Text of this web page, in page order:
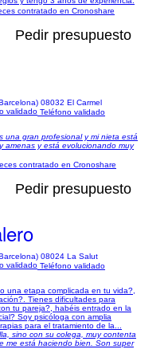
contratado en Cronoshare
Pedir presupuesto
08032 El Carmel
Teléfono validado
una gran profesional y mi nieta está
amenas y está evolucionando muy
contratado en Cronoshare
Pedir presupuesto
08024 La Salut
Teléfono validado
una etapa complicada en tu vida?,
Tienes dificultades para
tu pareja?, habéis entrado en la
Soy psicóloga con amplia
para el tratamiento de la...
sino con su colega, muy contenta
me está haciendo bien. Son super